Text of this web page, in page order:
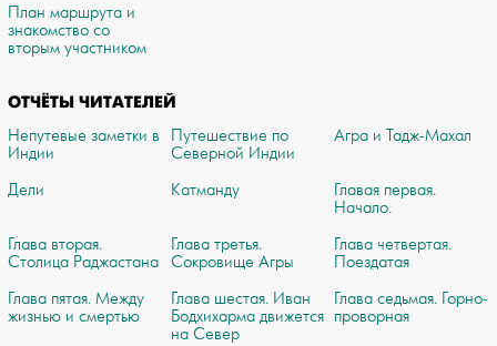
План маршрута и
знакомство со
вторым участником
ОТЧЁТЫ ЧИТАТЕЛЕЙ
Непутевые заметки в
Индии
Путешествие по
Северной Индии
Агра и Тадж-Махал
Дели Катманду
Главая первая.
Начало.
Глава вторая.
Столица Раджастана
Глава третья.
Сокровище Агры
Глава четвертая.
Поездатая
Глава пятая. Между
жизнью и смертью
Глава шестая. Иван
Бодхихарма движется
на Север
Глава седьмая. Горно-
проворная